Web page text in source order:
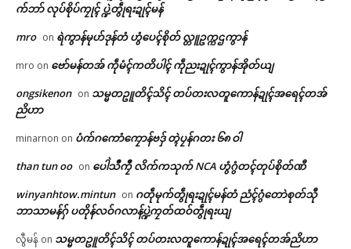
ဌာန်ပရိုၚ်ဗၠးၜးမန်
Related
က်ဘာ် လုပ်စိုပ်ကၠုၚ် ပ္ဍဲတွဵုရးဍုၚ်မန်
mro on ရဲကွာန်မုဟ်ဒုန်တံ ဟွံပေၚ်စိုတ် လ္တူဥက္ကဌကွာန်
mro on ဗော်မန်တအ် ကဵုမံၚ်ကတိပါၚ် ကဵုညးဍုၚ်ကွာန်အိုတ်ယျ
ongsikenon on သမ္မတဥူတိၚ်သိၚ် တပ်တးလတူကောန်ဍုၚ်အရေၚ်တအ်
ညိဟာ
minarnon on ပံက်ဂကောံကၠောန်ဗဒှ် တ္ၚဲပၠန်ဂတး ၆၈ ဝါ
than tun oo on ပေါဲသဳကၠဳ လိက်ကသုက် NCA ဟွံဂွံတၚ်တုပ်စိုတ်ဏီ
winyanhtow.mintun on ဂတဵုမုက်တွဵုရးဍုၚ်မန်တံ ညံၚ်ဂွံတောဲစုတ်သီု
ဘာသာမန်ဂှ် ပတိုန်လဝ်ဂလာန်ပ္ဍဲကၠတ်ထဝ်တွဵုရးယျ
လွီမန် on သမ္မတဥူတိၚ်သိၚ် တပ်တးလတူကောန်ဍုၚ်အရေၚ်တအ်ညိဟာ